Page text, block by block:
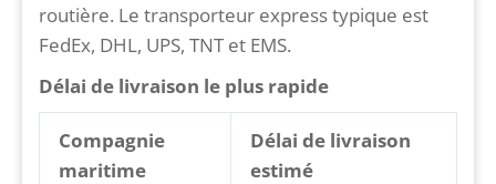
routière. Le transporteur express typique est
FedEx, DHL, UPS, TNT et EMS.
Délai de livraison le plus rapide
Compagnie
maritime
Délai de livraison
estimé